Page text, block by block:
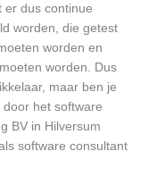
er dus continue
worden, die getest
worden en
worden. Dus
maar ben je
het software
BV in Hilversum
software consultant